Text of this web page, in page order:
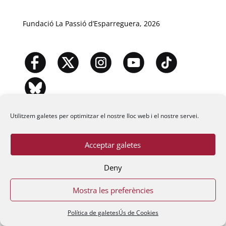
Utilitzem galetes per optimitzar el nostre lloc web i el nostre servei.
Acceptar galetes
Deny
Mostra les preferències
Política de galetesÚs de Cookies
Fundació La Passió d’Esparreguera, 2026